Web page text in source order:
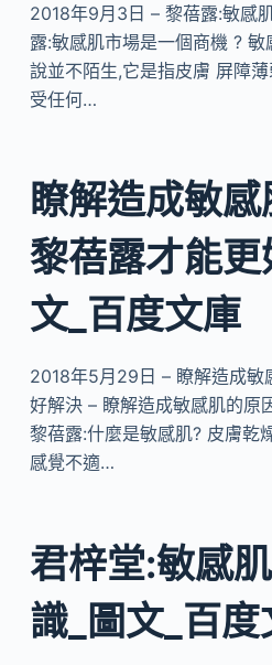
2018年9月3日 – 黎蓓露:敏感
露:敏感肌市場是一個商機 ?
說並不陌生,它是指皮膚 屏障
受任何…
瞭解造成敏
黎蓓露才能更
文_百度文庫
2018年5月29日 – 瞭解造成敏
好解決 – 瞭解造成敏感肌的原
黎蓓露:什麼是敏感肌? 皮膚乾
感覺不適…
君梓堂:敏感
識_圖文_百度